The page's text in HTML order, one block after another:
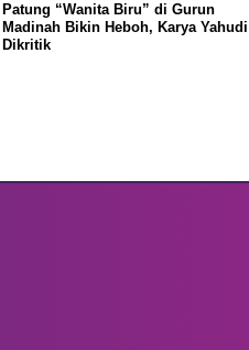
Patung “Wanita Biru” di Gurun
Madinah Bikin Heboh, Karya Yahudi
Dikritik